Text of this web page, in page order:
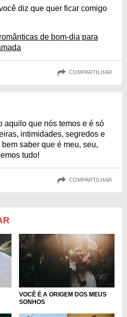
diz que quer ficar comigo
de bom-dia para
COMPARTILHAR
aquilo que nós temos e é só
intimidades, segredos e
saber que é meu, seu,
tudo!
COMPARTILHAR
VOCÊ É A ORIGEM DOS MEUS
SONHOS